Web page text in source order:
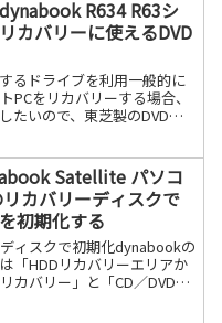
R634 R63シ
カバリーに使えるDVD
るドライブを利用一般的に
PCをリカバリーする場合、
たいので、東芝製のDVDド
前、記事を書きました。私
は続きを読むSatellite パソコ
カバリーディスクで
初期化する
ィスクで初期化dynabookの
「HDDリカバリーエリアか
カバリー」と「CD／DVDデ